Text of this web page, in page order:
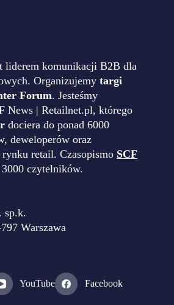
liderem komunikacji B2B dla
Organizujemy targi
Forum. Jesteśmy
News | Retailnet.pl, którego
dociera do ponad 6000
deweloperów oraz
rynku retail. Czasopismo SCF
czytelników.
sp.k.
Warszawa
YouTube Facebook